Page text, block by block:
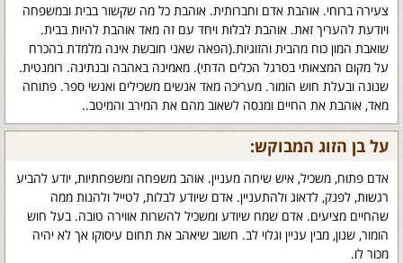
צעירה ברוחי. אוהבת אדם וחברותית. אוהבת כל מה שקשור בבית ובמשפחה
ויודעת להעריך זאת. אוהבת לבלות ויחד עם זה מאד אוהבת להיות בבית.
שואבת המון כוח מהבית והזוגיות.(הפאה שאני חובשת אינה מלמדת בהכרח
על מקום המצאותי בסרגל הכלים הדתי). מאמינה באהבה ובנתינה. רומנטית.
שנונה ובעלת חוש הומור. מעריכה מאד אנשים משכילים ואנשי ספר. פתוחה
מאד, אוהבת את החיים ומנסה לשאוב מהם את המירב והמיטב..
על בן הזוג המבוקש:
אדם פתוח, משכיל, איש שיחה מעניין. אוהב משפחה ומשפחתיות, יודע להביע
רגשות, לפנק, לדאוג ולהתעניין. אדם שיודע לבלות, לטייל ולהנות ממה
שהחיים מציעים. אדם שמח שיודע ומשכיל להשרות אווירה טובה. בעל חוש
הומור, שנון, מבין עניין וגלוי לב. חשוב שיאהב את תחום עיסוקו אך לא יהיה
מכור לו.